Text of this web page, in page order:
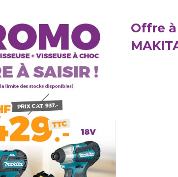
Offre